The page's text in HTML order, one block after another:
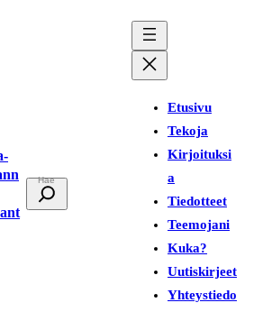
t
Etusivu
Tekoja
Kirjoituksi
a
Tiedotteet
Teemojani
Kuka?
Uutiskirjeet
Yhteystiedo